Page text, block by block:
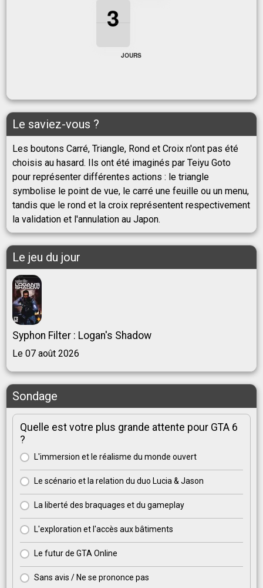
3
3
3
3
JOURS
Le saviez-vous ?
Les boutons Carré, Triangle, Rond et Croix n'ont pas été
choisis au hasard. Ils ont été imaginés par Teiyu Goto
pour représenter différentes actions : le triangle
symbolise le point de vue, le carré une feuille ou un menu,
tandis que le rond et la croix représentent respectivement
la validation et l'annulation au Japon.
Le jeu du jour
Syphon Filter : Logan's Shadow
Le 07 août 2026
Sondage
Quelle est votre plus grande attente pour GTA 6
?
L'immersion et le réalisme du monde ouvert
Le scénario et la relation du duo Lucia & Jason
La liberté des braquages et du gameplay
L'exploration et l'accès aux bâtiments
Le futur de GTA Online
Sans avis / Ne se prononce pas